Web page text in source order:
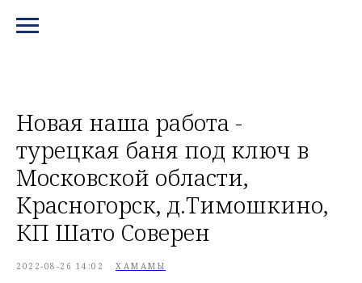
Новая наша работа -
турецкая баня под ключ в
Московской области,
Красногорск, д.Тимошкино,
КП Шато Соверен
2022-08-26 14:02 ХАМАМЫ